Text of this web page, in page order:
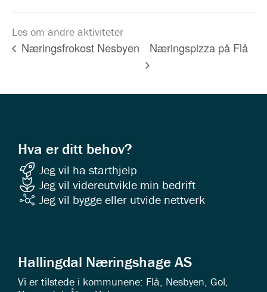
Les om andre aktiviteter
Næringsfrokost Nesbyen Næringspizza på Flå
Hva er ditt behov?
Jeg vil ha starthjelp
Jeg vil videreutvikle min bedrift
Jeg vil bygge eller utvide nettverk
Hallingdal Næringshage AS
Vi er tilstede i kommunene: Flå, Nesbyen, Gol,